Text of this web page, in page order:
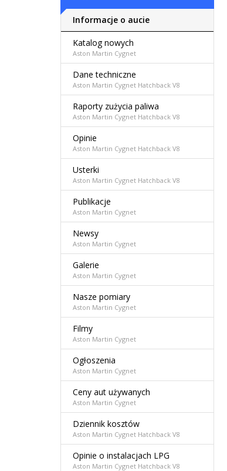
Informacje o aucie
Katalog nowych
Aston Martin Cygnet
Dane techniczne
Aston Martin Cygnet Hatchback V8
Raporty zużycia paliwa
Aston Martin Cygnet Hatchback V8
Opinie
Aston Martin Cygnet Hatchback V8
Usterki
Aston Martin Cygnet Hatchback V8
Publikacje
Aston Martin Cygnet
Newsy
Aston Martin Cygnet
Galerie
Aston Martin Cygnet
Nasze pomiary
Aston Martin Cygnet
Filmy
Aston Martin Cygnet
Ogłoszenia
Aston Martin Cygnet
Ceny aut używanych
Aston Martin Cygnet
Dziennik kosztów
Aston Martin Cygnet Hatchback V8
Opinie o instalacjach LPG
Aston Martin Cygnet Hatchback V8